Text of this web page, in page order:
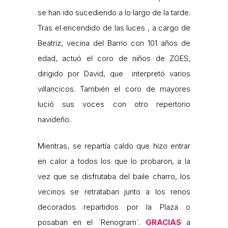
se han ido sucediendo a lo largo de la tarde.
Tras el encendido de las luces , a cargo de
Beatriz, vecina del Barrio con 101 años de
edad, actuó el coro de niños de ZOES,
dirigido por David, que interpretó varios
villancicos. También el coro de mayores
lució sus voces con otro repertorio
navideño.
Mientras, se repartía caldo que hizo entrar
en calor a todos los que lo probaron, a la
vez que se disfrutaba del baile charro, los
vecinos se retrataban junto a los renos
decorados repartidos por la Plaza o
posaban en el ´Renogram´. GRACIASa